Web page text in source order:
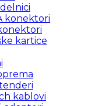
konektori
kartice
kablovi